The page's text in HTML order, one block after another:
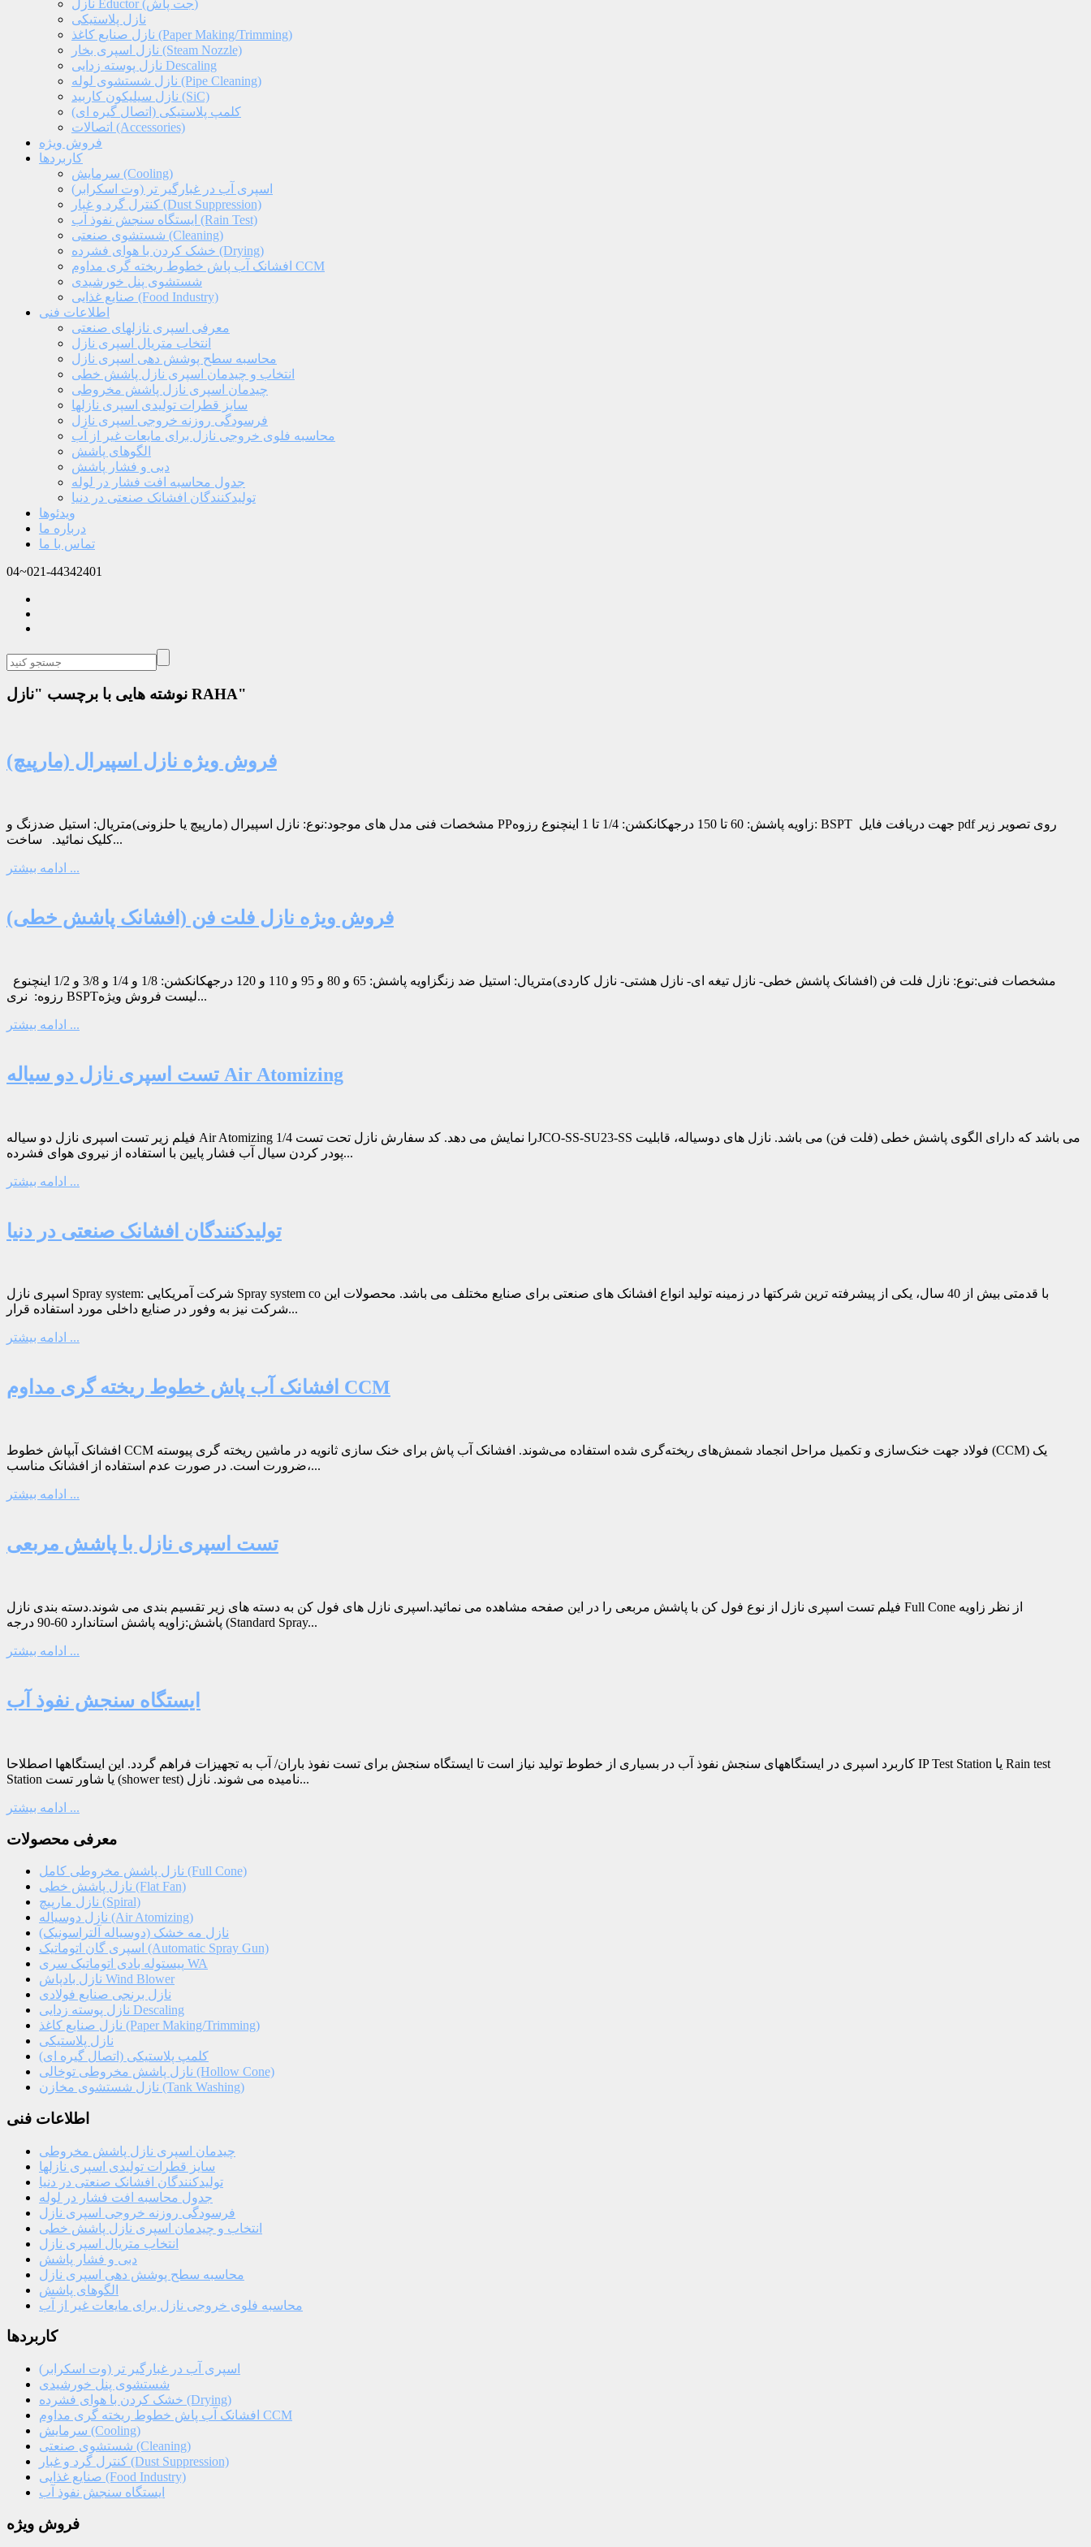
نازل Eductor (جت پاش)
نازل پلاستیکی
نازل صنایع کاغذ (Paper Making/Trimming)
نازل اسپری بخار (Steam Nozzle)
نازل پوسته زدایی Descaling
نازل شستشوی لوله (Pipe Cleaning)
نازل سیلیکون کاربید (SiC)
کلمپ پلاستیکی (اتصال گیره ای)
اتصالات (Accessories)
فروش ویژه
کاربردها
سرمایش (Cooling)
اسپری آب در غبارگیر تر (وت اسکرابر)
کنترل گرد و غبار (Dust Suppression)
ایستگاه سنجش نفوذ آب (Rain Test)
شستشوی صنعتی (Cleaning)
خشک کردن با هوای فشرده (Drying)
افشانک آب پاش خطوط ریخته گری مداوم CCM
شستشوی پنل خورشیدی
صنایع غذایی (Food Industry)
اطلاعات فنی
معرفی اسپری نازلهای صنعتی
انتخاب متریال اسپری نازل
محاسبه سطح پوشش دهی اسپری نازل
انتخاب و چیدمان اسپری نازل پاشش خطی
چیدمان اسپری نازل پاشش مخروطی
سایز قطرات تولیدی اسپری نازلها
فرسودگی روزنه خروجی اسپری نازل
محاسبه فلوی خروجی نازل برای مایعات غیر از آب
الگوهای پاشش
دبی و فشار پاشش
جدول محاسبه افت فشار در لوله
تولیدکنندگان افشانک صنعتی در دنیا
ویدئوها
درباره ما
تماس با ما
04~021-44342401
نوشته هایی با برچسب "نازل RAHA"
فروش ویژه نازل اسپیرال (مارپیچ)
مشخصات فنی مدل های موجود:نوع: نازل اسپیرال (مارپیچ یا حلزونی)متریال: استیل ضدزنگ و PPزاویه پاشش: 60 تا 150 درجهکانکشن: 1/4 تا 1 اینچنوع رزوه: BSPT جهت دریافت فایل pdf روی تصویر زیر
کلیک نمائید. ساخت...
ادامه بیشتر ...
فروش ویژه نازل فلت فن (افشانک پاشش خطی)
رزوه: نری BSPTلیست فروش ویژه...
ادامه بیشتر ...
تست اسپری نازل دو سیاله Air Atomizing
فیلم زیر تست اسپری نازل دو سیاله Air Atomizing را نمایش می دهد. کد سفارش نازل تحت تست 1/4JCO-SS-SU23-SS می باشد که دارای الگوی پاشش خطی (فلت فن) می باشد. نازل های دوسیاله، قابلیت
پودر کردن سیال آب فشار پایین با استفاده از نیروی هوای فشرده...
ادامه بیشتر ...
تولیدکنندگان افشانک صنعتی در دنیا
اسپری نازل Spray system: شرکت آمریکایی Spray system co با قدمتی بیش از 40 سال، یکی از پیشرفته ترین شرکتها در زمینه تولید انواع افشانک های صنعتی برای صنایع مختلف می باشد. محصولات این
شرکت نیز به وفور در صنایع داخلی مورد استفاده قرار...
ادامه بیشتر ...
افشانک آب پاش خطوط ریخته گری مداوم CCM
افشانک آبپاش خطوط CCM فولاد جهت خنک‌سازی و تکمیل مراحل انجماد شمش‌های ریخته‌گری شده استفاده می‌شوند. افشانک آب پاش برای خنک سازی ثانویه در ماشین ریخته گری پیوسته (CCM) یک
ضرورت است. در صورت عدم استفاده از افشانک مناسب،...
ادامه بیشتر ...
تست اسپری نازل با پاشش مربعی
فیلم تست اسپری نازل از نوع فول کن با پاشش مربعی را در این صفحه مشاهده می نمائید.اسپری نازل های فول کن به دسته های زیر تقسیم بندی می شوند.دسته بندی نازل Full Cone از نظر زاویه
پاشش:زاویه پاشش استاندارد 60-90 درجه (Standard Spray...
ادامه بیشتر ...
ایستگاه سنجش نفوذ آب
کاربرد اسپری در ایستگاههای سنجش نفوذ آب در بسیاری از خطوط تولید نیاز است تا ایستگاه سنجش برای تست نفوذ باران/ آب به تجهیزات فراهم گردد. این ایستگاهها اصطلاحا IP Test Station یا Rain test
Station یا شاور تست (shower test) نامیده می شوند. نازل...
ادامه بیشتر ...
معرفی محصولات
نازل پاشش مخروطی کامل (Full Cone)
نازل پاشش خطی (Flat Fan)
نازل مارپیچ (Spiral)
نازل دوسیاله (Air Atomizing)
نازل مه خشک (دوسیاله آلتراسونیک)
اسپری گان اتوماتیک (Automatic Spray Gun)
پیستوله بادی اتوماتیک سری WA
نازل بادپاش Wind Blower
نازل برنجی صنایع فولادی
نازل پوسته زدایی Descaling
نازل صنایع کاغذ (Paper Making/Trimming)
نازل پلاستیکی
کلمپ پلاستیکی (اتصال گیره ای)
نازل پاشش مخروطی توخالی (Hollow Cone)
نازل شستشوی مخازن (Tank Washing)
اطلاعات فنی
چیدمان اسپری نازل پاشش مخروطی
سایز قطرات تولیدی اسپری نازلها
تولیدکنندگان افشانک صنعتی در دنیا
جدول محاسبه افت فشار در لوله
فرسودگی روزنه خروجی اسپری نازل
انتخاب و چیدمان اسپری نازل پاشش خطی
انتخاب متریال اسپری نازل
دبی و فشار پاشش
محاسبه سطح پوشش دهی اسپری نازل
الگوهای پاشش
محاسبه فلوی خروجی نازل برای مایعات غیر از آب
کاربردها
اسپری آب در غبارگیر تر (وت اسکرابر)
شستشوی پنل خورشیدی
خشک کردن با هوای فشرده (Drying)
افشانک آب پاش خطوط ریخته گری مداوم CCM
سرمایش (Cooling)
شستشوی صنعتی (Cleaning)
کنترل گرد و غبار (Dust Suppression)
صنایع غذایی (Food Industry)
ایستگاه سنجش نفوذ آب
فروش ویژه